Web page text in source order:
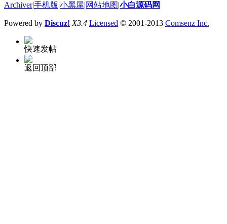
Archiver|手机版 小黑屋 网站地图 小白源码网
Powered by Discuz! X3.4 Licensed © 2001-2013 Comsenz Inc.
快速发帖
返回顶部